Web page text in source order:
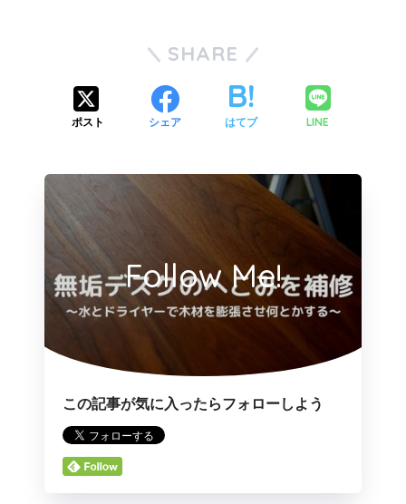
SHARE
ポスト シェア はてブ LINE
Follow Me!
この記事が気に入ったらフォローしよう